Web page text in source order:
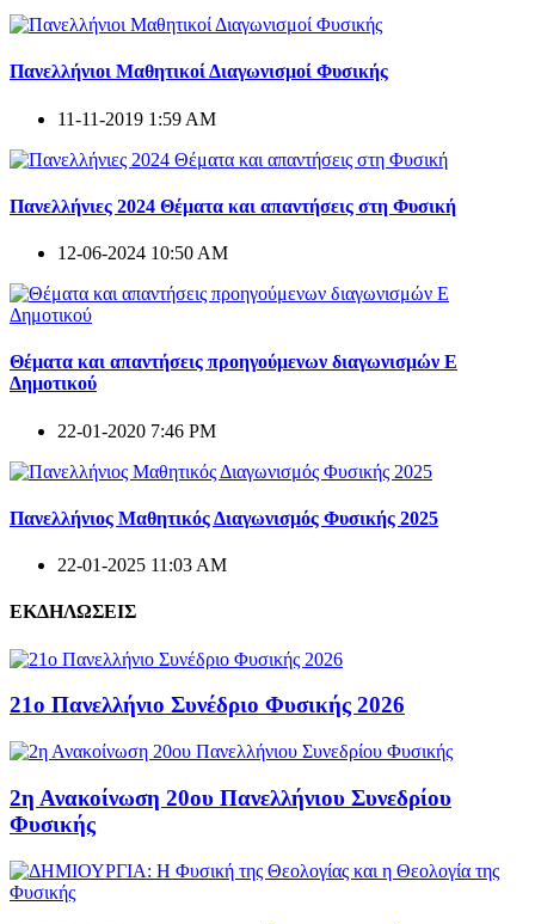
Πανελλήνιοι Μαθητικοί Διαγωνισμοί Φυσικής
11-11-2019 1:59 AM
Πανελλήνιες 2024 Θέματα και απαντήσεις στη Φυσική
12-06-2024 10:50 AM
Θέματα και απαντήσεις προηγούμενων διαγωνισμών E
Δημοτικού
22-01-2020 7:46 PM
Πανελλήνιος Μαθητικός Διαγωνισμός Φυσικής 2025
22-01-2025 11:03 AM
ΕΚΔΗΛΩΣΕΙΣ
21ο Πανελλήνιο Συνέδριο Φυσικής 2026
2η Ανακοίνωση 20ου Πανελλήνιου Συνεδρίου
Φυσικής